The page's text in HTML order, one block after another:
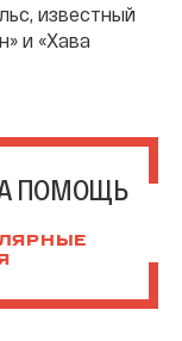
известный
и «Хава
ПОМОЩЬ